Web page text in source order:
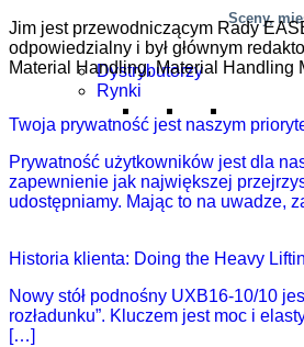
Sceny,
Dystrybutorzy
Rynki
Jim jest przewodniczącym Rady
odpowiedzialny i był głównym
Material Handling, Material Handling
Twoja prywatność jest naszym
Prywatność użytkowników jest dla
zapewnienie jak największej
udostępniamy. Mając to na uwadze,
Historia klienta: Doing the Heavy
Nowy stół podnośny UXB16-10/10
rozładunku”. Kluczem jest moc i
[…]